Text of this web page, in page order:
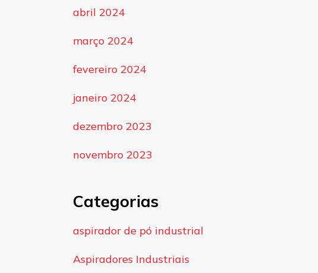
abril 2024
março 2024
fevereiro 2024
janeiro 2024
dezembro 2023
novembro 2023
Categorias
aspirador de pó industrial
Aspiradores Industriais